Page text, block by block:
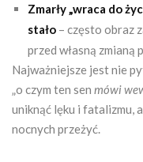
Zmarły „wraca do
stało – często obraz
przed własną zmianą
Najważniejsze jest nie
„o czym ten sen mówi
uniknąć lęku i fatalizmu,
nocnych przeżyć.